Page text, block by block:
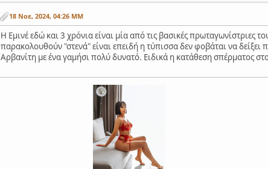
18 Νοε, 2024, 04:26 ΜΜ
Η Εμινέ εδώ και 3 χρόνια είναι μία από τις βασικές
παρακολουθούν "στενά" είναι επειδή η τύπισσα δεν φοβάται να
Αρβανίτη με ένα γαμήσι πολύ δυνατό. Ειδικά η κατάθεση σπέρματος